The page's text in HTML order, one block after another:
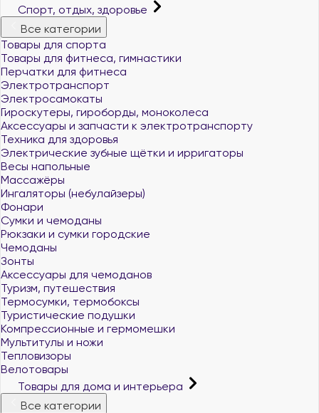
Спорт, отдых, здоровье
Все категории
Товары для спорта
Товары для фитнеса, гимнастики
Перчатки для фитнеса
Электротранспорт
Электросамокаты
Гироскутеры, гироборды, моноколеса
Аксессуары и запчасти к электротранспорту
Техника для здоровья
Электрические зубные щётки и ирригаторы
Весы напольные
Массажёры
Ингаляторы (небулайзеры)
Фонари
Сумки и чемоданы
Рюкзаки и сумки городские
Чемоданы
Зонты
Аксессуары для чемоданов
Туризм, путешествия
Термосумки, термобоксы
Туристические подушки
Компрессионные и гермомешки
Мультитулы и ножи
Тепловизоры
Велотовары
Товары для дома и интерьера
Все категории